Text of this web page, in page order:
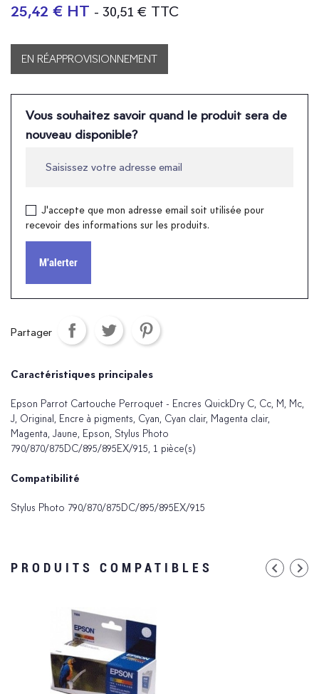
25,42 € HT - 30,51 € TTC
EN RÉAPPROVISIONNEMENT
Vous souhaitez savoir quand le produit sera de
nouveau disponible?
J'accepte que mon adresse email soit utilisée pour
recevoir des informations sur les produits.
M'alerter
Partager
Caractéristiques principales
Epson Parrot Cartouche Perroquet - Encres QuickDry C, Cc, M, Mc,
J, Original, Encre à pigments, Cyan, Cyan clair, Magenta clair,
Magenta, Jaune, Epson, Stylus Photo
790/870/875DC/895/895EX/915, 1 pièce(s)
Compatibilité
Stylus Photo 790/870/875DC/895/895EX/915
PRODUITS COMPATIBLES